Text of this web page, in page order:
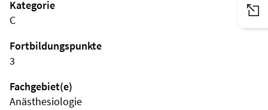
Kategorie
C
Fortbildungspunkte
3
Fachgebiet(e)
Anästhesiologie